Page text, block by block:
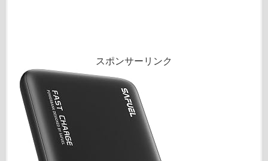
スポンサーリンク